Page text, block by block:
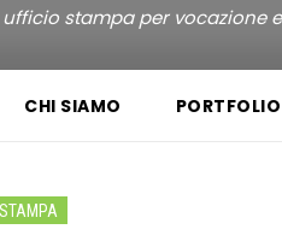
stampa per vocazione
CHI SIAMO PORTFOLIO